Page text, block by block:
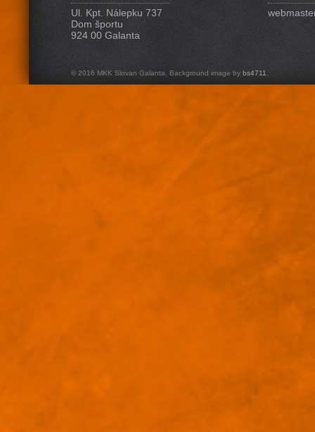
Ul. Kpt. Nálepku 737
Dom športu
924 00 Galanta
© 2016 MKK Slovan Galanta. Background image by bs4711